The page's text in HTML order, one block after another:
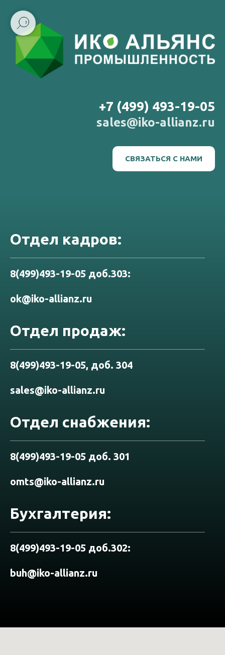
+7 (499) 493-19-05
sales@iko-allianz.ru
СВЯЗАТЬСЯ С НАМИ
Отдел кадров:
8(499)493-19-05 доб.303:
ok@iko-allianz.ru
Отдел продаж:
8(499)493-19-05, доб. 304
sales@iko-allianz.ru
Отдел снабжения:
8(499)493-19-05 доб. 301
omts@iko-allianz.ru
Бухгалтерия:
8(499)493-19-05 доб.302:
buh@iko-allianz.ru